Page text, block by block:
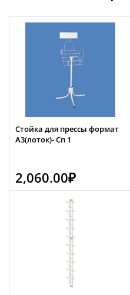
Стойка для прессы формат
А3(лоток)- Сп 1
2,060.00₽